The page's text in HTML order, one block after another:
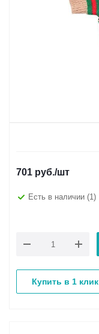
701 руб./шт
Есть в наличии (1)
Купить в 1 клик